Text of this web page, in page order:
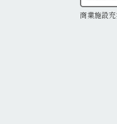
商業施設